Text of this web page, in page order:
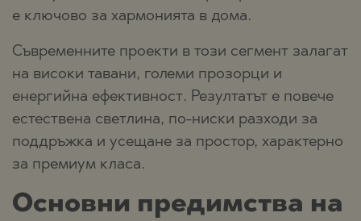
е ключово за хармонията в дома.
Съвременните проекти в този сегмент залагат
на високи тавани, големи прозорци и
енергийна ефективност. Резултатът е повече
естествена светлина, по-ниски разходи за
поддръжка и усещане за простор, характерно
за премиум класа.
Основни предимства на